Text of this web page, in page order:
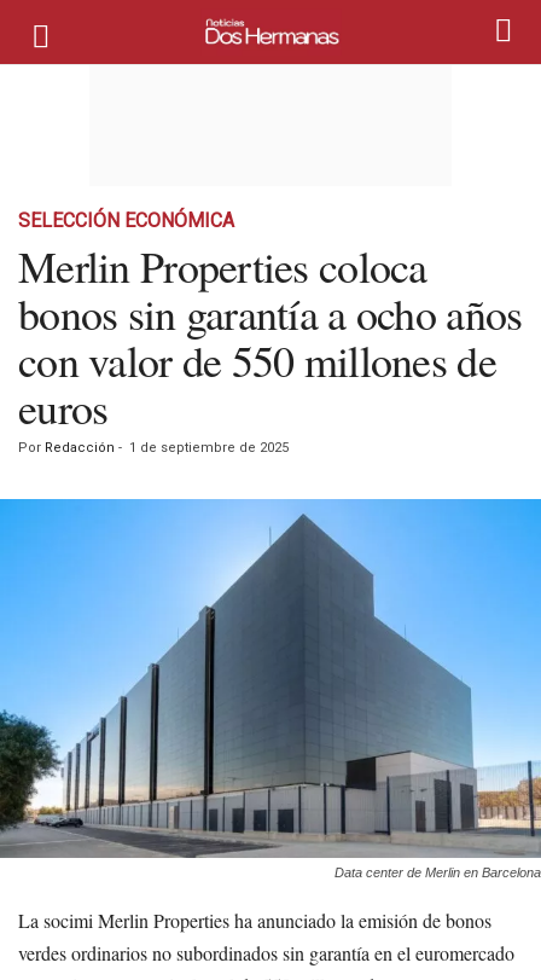
SELECCIÓN ECONÓMICA
Merlin Properties coloca
bonos sin garantía a ocho años
con valor de 550 millones de
euros
Por Redacción - 1 de septiembre de 2025
Data center de Merlin en Barcelona
La socimi Merlin Properties ha anunciado la emisión de bonos
verdes ordinarios no subordinados sin garantía en el euromercado